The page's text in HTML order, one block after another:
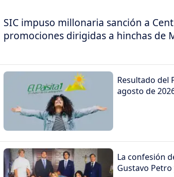
SIC impuso millonaria sanción a
promociones dirigidas a hinchas de
Resultado del
agosto de
La confesión
Gustavo